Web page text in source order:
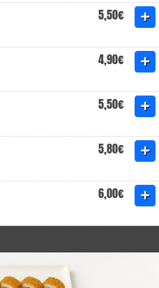
5,50€
4,90€
5,50€
5,80€
6,00€